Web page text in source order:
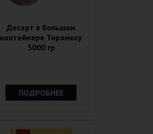
Десерт в большом
контейнере Тирамису
3000 гр
ПОДРОБНЕЕ